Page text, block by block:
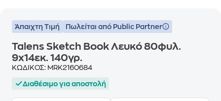
Άπαιχτη Τιμή Πωλείται από Public Partner
Talens Sketch Book Λευκό 80φυλ.
9x14εκ. 140γρ.
ΚΩΔΙΚΟΣ: MRK2160684
Διαθέσιμο για αποστολή